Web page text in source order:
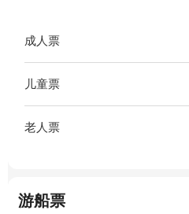
成人票
儿童票
老人票
游船票